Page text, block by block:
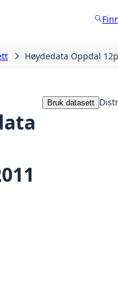
Høydedata Oppdal
Bruk datasett